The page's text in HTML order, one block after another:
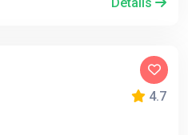
4.7